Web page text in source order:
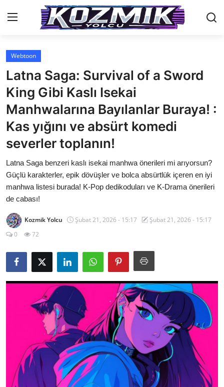
Anasayfa
İletişim
Genel
Anime Önerileri
Kore Dünyası
Anime Karakterleri
Anime
Dizi & Film
Testler
Webtoon
Latna Saga: Survival of a Sword
King Gibi Kaslı Isekai
Manhwalarına Bayılanlar Buraya! :
Kas yığını ve absürt komedi
severler toplanın!
Latna Saga benzeri kaslı isekai manhwa önerileri mi arıyorsun?
Güçlü karakterler, epik dövüşler ve bolca absürtlük içeren en iyi
manhwa listesi burada! K-Pop dedikoduları ve K-Drama önerileri
de cabası!
Kozmik Yolcu Şubat 21, 2026 - 15:17
Şubat 21, 2026 - 15:17
0
72